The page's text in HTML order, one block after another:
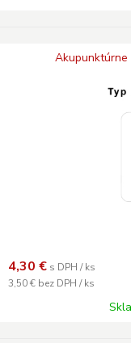
Akupunktúrne
4,30 € s DPH / ks
3,50 € bez DPH / ks